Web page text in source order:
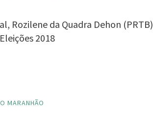
Rozilene da Quadra Dehon (PRTB)
2018
MARANHÃO